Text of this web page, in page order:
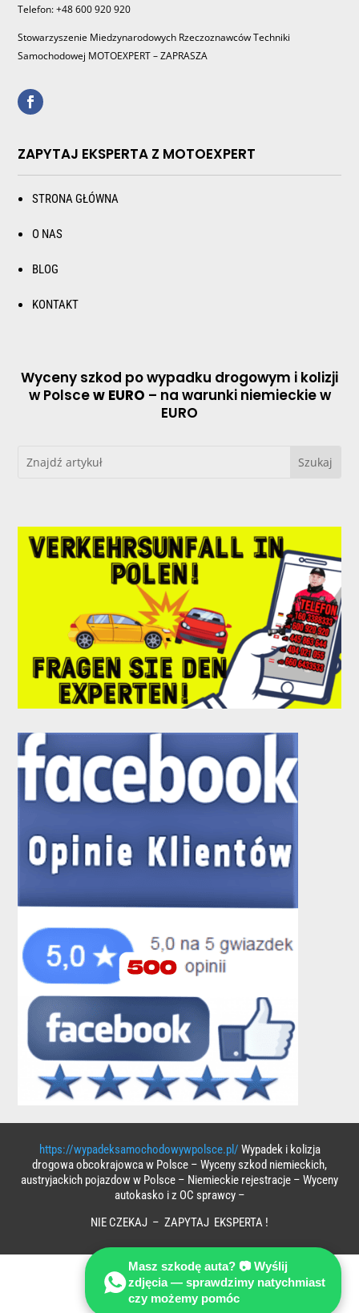
Telefon: +48 600 920 920
Stowarzyszenie Miedzynarodowych Rzeczoznawców Techniki
Samochodowej MOTOEXPERT – ZAPRASZA
ZAPYTAJ EKSPERTA Z MOTOEXPERT
STRONA GŁÓWNA
O NAS
BLOG
KONTAKT
Wyceny szkod po wypadku drogowym i kolizji
w Polscew EURO – na warunki niemieckie w
EURO
https://wypadeksamochodowywpolsce.pl/ Wypadek i kolizja
drogowa obcokrajowca w Polsce – Wyceny szkod niemieckich,
austryjackich pojazdow w Polsce – Niemieckie rejestracje – Wyceny
autokasko i z OC sprawcy –
NIE CZEKAJ – ZAPYTAJ EKSPERTA !
Masz szkodę auta? 📷 Wyślij
zdjęcia — sprawdzimy natychmiast
czy możemy pomóc